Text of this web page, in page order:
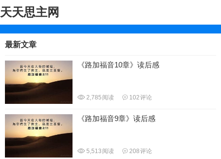
天天思主网
最新文章
《路加福音10章》读后感
2,785 阅读 102评论
《路加福音9章》读后感
5,513 阅读 208评论